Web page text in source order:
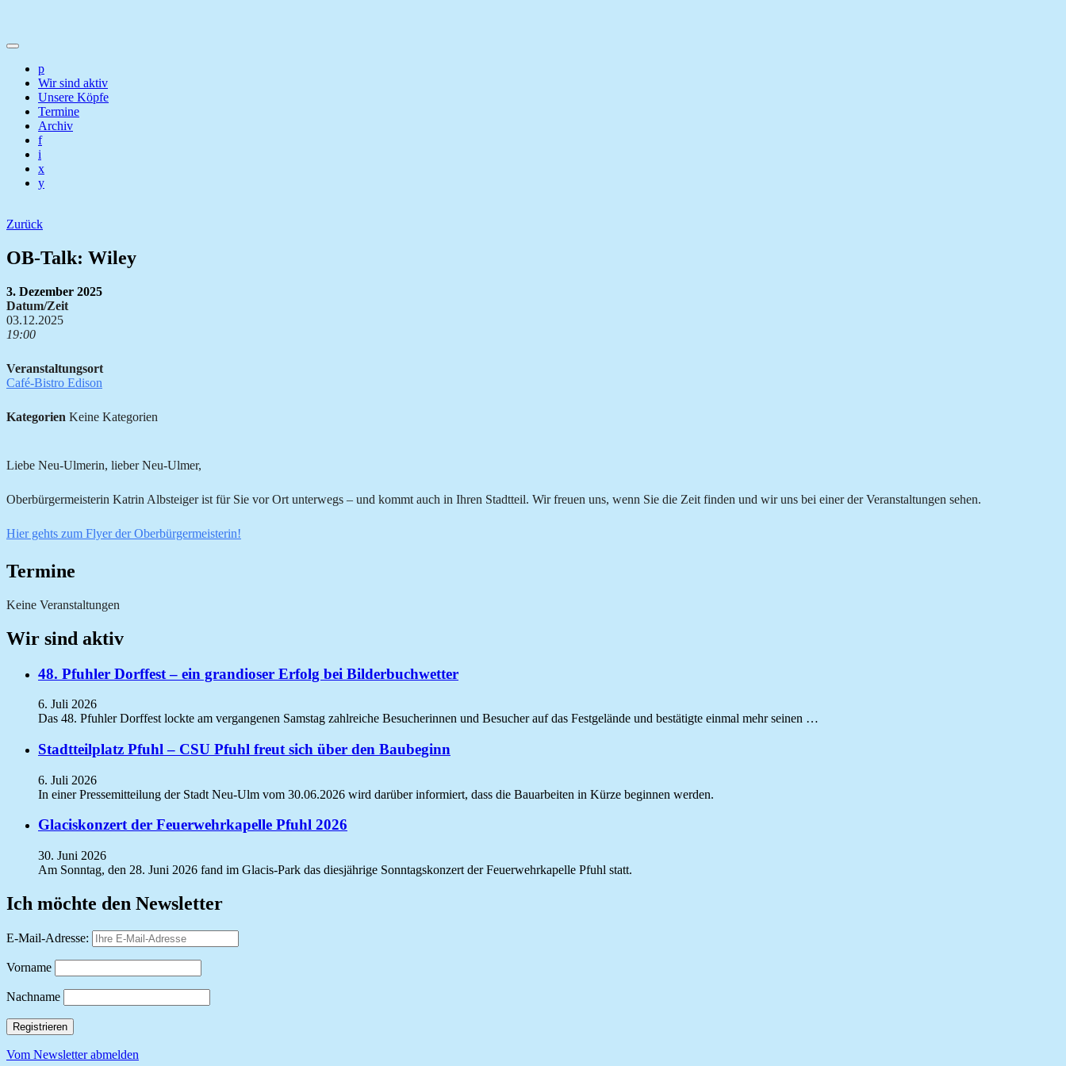
p
Wir sind aktiv
Unsere Köpfe
Termine
Archiv
f
i
x
y
Zurück
OB-Talk: Wiley
3. Dezember 2025
Datum/Zeit
03.12.2025
19:00
Veranstaltungsort
Café-Bistro Edison
Kategorien Keine Kategorien
Liebe Neu-Ulmerin, lieber Neu-Ulmer,
Oberbürgermeisterin Katrin Albsteiger ist für Sie vor Ort unterwegs – und kommt auch in Ihren Stadtteil. Wir freuen uns, wenn Sie die Zeit finden und wir uns bei einer der Veranstaltungen sehen.
Hier gehts zum Flyer der Oberbürgermeisterin!
Termine
Keine Veranstaltungen
Wir sind aktiv
48. Pfuhler Dorffest – ein grandioser Erfolg bei Bilderbuchwetter
6. Juli 2026
Das 48. Pfuhler Dorffest lockte am vergangenen Samstag zahlreiche Besucherinnen und Besucher auf das Festgelände und bestätigte einmal mehr seinen …
Stadtteilplatz Pfuhl – CSU Pfuhl freut sich über den Baubeginn
6. Juli 2026
In einer Pressemitteilung der Stadt Neu-Ulm vom 30.06.2026 wird darüber informiert, dass die Bauarbeiten in Kürze beginnen werden.
Glaciskonzert der Feuerwehrkapelle Pfuhl 2026
30. Juni 2026
Am Sonntag, den 28. Juni 2026 fand im Glacis-Park das diesjährige Sonntagskonzert der Feuerwehrkapelle Pfuhl statt.
Ich möchte den Newsletter
E-Mail-Adresse:
Vorname
Nachname
Vom Newsletter abmelden